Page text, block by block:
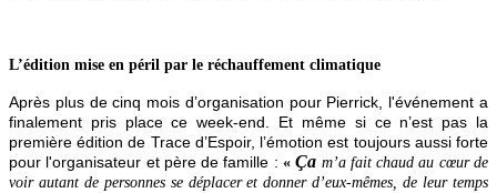
L’édition mise en péril par le réchauffement climatique
Après plus de cinq mois d’organisation pour Pierrick, l'événement a
finalement pris place ce week-end. Et même si ce n’est pas la
première édition de Trace d’Espoir, l’émotion est toujours aussi forte
pour l'organisateur et père de famille : « Ça m’a fait chaud au cœur de
voir autant de personnes se déplacer et donner d’eux-mêmes, de leur temps